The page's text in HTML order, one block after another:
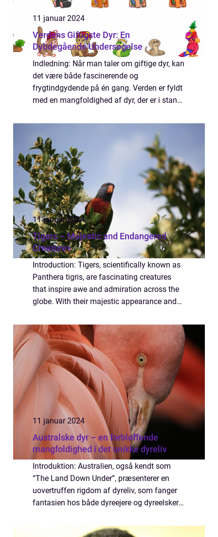
11 januar 2024
Verdens Giftigste Dyr: En
Dybdegående Undersøgelse
Indledning: Når man taler om giftige dyr, kan
det være både fascinerende og
frygtindgydende på én gang. Verden er fyldt
med en mangfoldighed af dyr, der er i stand
dette giver dem en unik overlevelsesme...
11 januar 2024
Tigers – Majestic and Endangered
Creatures
Introduction: Tigers, scientifically known as
Panthera tigris, are fascinating creatures
that inspire awe and admiration across the
globe. With their majestic appearance and
as the kings of the jungle. In th...
11 januar 2024
Australske dyr – en forbløffende
mangfoldighed i det unikke dyreliv
Introduktion: Australien, også kendt som
“The Land Down Under”, præsenterer en
uovertruffen rigdom af dyreliv, som fanger
fantasien hos både dyreejere og dyreelskere
utrolige australske dyr og ...